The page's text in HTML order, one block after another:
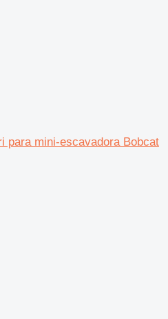
para mini-escavadora Bobcat